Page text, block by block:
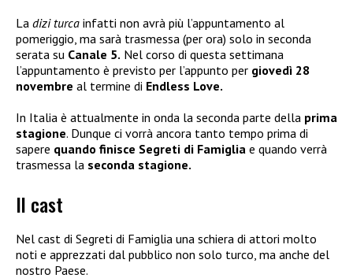
La dizi turca infatti non avrà più l’appuntamento al
pomeriggio, ma sarà trasmessa (per ora) solo in seconda
serata su Canale 5. Nel corso di questa settimana
l’appuntamento è previsto per l’appunto per giovedì 28
novembre al termine di Endless Love.
In Italia è attualmente in onda la seconda parte della prima
stagione. Dunque ci vorrà ancora tanto tempo prima di
sapere quando finisce Segreti di Famiglia e quando verrà
trasmessa la seconda stagione.
Il cast
Nel cast di Segreti di Famiglia una schiera di attori molto
noti e apprezzati dal pubblico non solo turco, ma anche del
nostro Paese.